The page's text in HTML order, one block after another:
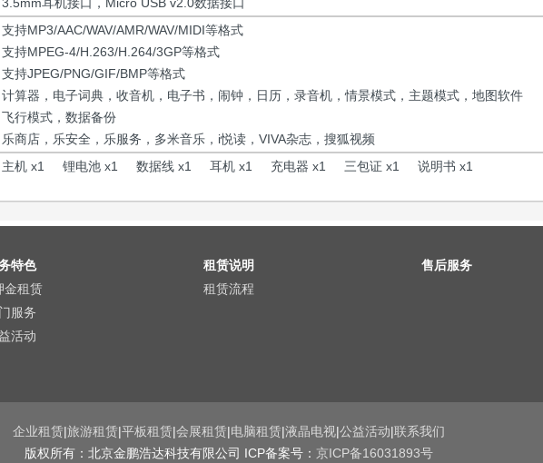
支持MP3/AAC/WAV/AMR/WAV/MIDI等格式
支持MPEG-4/H.263/H.264/3GP等格式
支持JPEG/PNG/GIF/BMP等格式
计算器，电子词典，收音机，电子书，闹钟，日历，录音机，情景模式，主题模式，地图软件
飞行模式，数据备份
乐商店，乐安全，乐服务，多米音乐，i悦读，VIVA杂志，搜狐视频
主机 x1 锂电池 x1 数据线 x1 耳机 x1 充电器 x1 三包证 x1 说明书 x1
特色
金租赁
门服务
活动
租赁说明
租赁流程
售后服务
企业租赁|旅游租赁|平板租赁|会展租赁|电脑租赁|液晶电视|公益活动|联系我们
版权所有：北京金鹏浩达科技有限公司 ICP备案号： 京ICP备16031893号